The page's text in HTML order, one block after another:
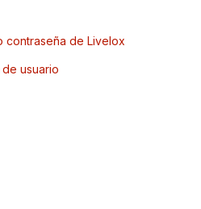
contraseña de Livelox
usuario